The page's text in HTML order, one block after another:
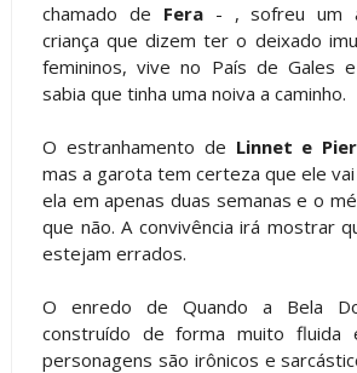
chamado de Fera- , sofreu um
criança que dizem ter o deixado
femininos, vive no País de Gales
sabia que tinha uma noiva a caminho.
O estranhamento de Linnet e
mas a garota tem certeza que ele
ela em apenas duas semanas e o
que não. A convivência irá mostrar
estejam errados.
O enredo de Quando a Bela
construído de forma muito fluida
personagens são irônicos e